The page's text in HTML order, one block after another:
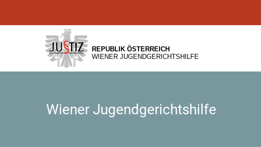
[1]
[2]
[3]
REPUBLIK ÖSTERREICH
WIENER JUGENDGERICHTSHILFE
Wiener Jugendgerichtshilfe